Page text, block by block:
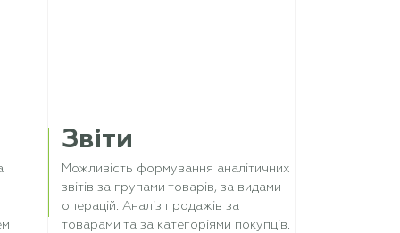
Звіти
Можливість формування аналітичних
звітів за групами товарів, за видами
операцій. Аналіз продажів за
товарами та за категоріями покупців.